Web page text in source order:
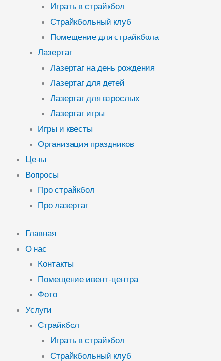
Играть в страйкбол
Страйкбольный клуб
Помещение для страйкбола
Лазертаг
Лазертаг на день рождения
Лазертаг для детей
Лазертаг для взрослых
Лазертаг игры
Игры и квесты
Организация праздников
Цены
Вопросы
Про страйкбол
Про лазертаг
Главная
О нас
Контакты
Помещение ивент-центра
Фото
Услуги
Страйкбол
Играть в страйкбол
Страйкбольный клуб